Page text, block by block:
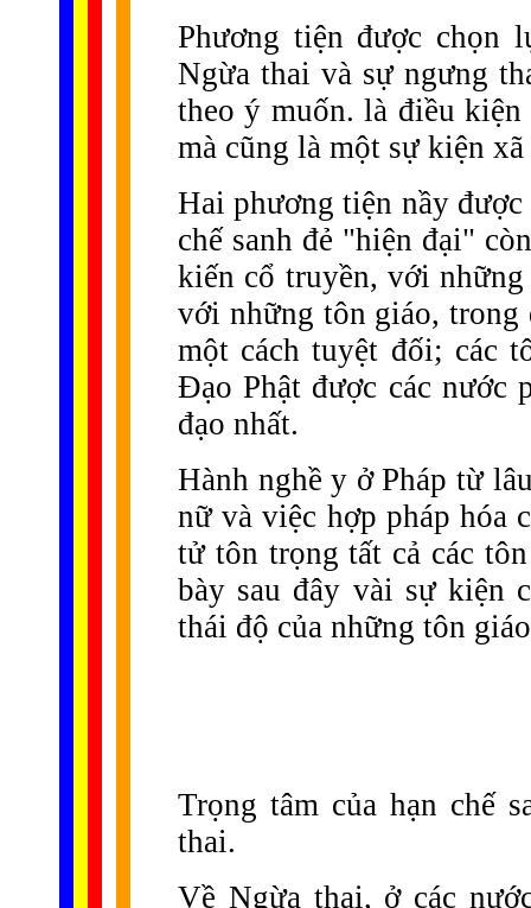
Phương tiện được chọn
Ngừa thai và sự ngưng
theo ý muốn. là điều
mà cũng là một sự kiện
Hai phương tiện nầy
chế sanh đẻ "hiện đại"
kiến cổ truyền, với
với những tôn giáo, trong
một cách tuyệt đối; các
Đạo Phật được các nước
đạo nhất.
Hành nghề y ở Pháp từ
nữ và việc hợp pháp hóa
tử tôn trọng tất cả các
bày sau đây vài sự kiện
thái độ của những tôn
Trọng tâm của hạn chế
thai.
Về Ngừa thai, ở các